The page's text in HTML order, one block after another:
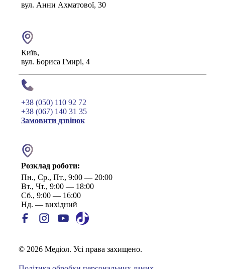
вул. Анни Ахматової, 30
Київ,
вул. Бориса Гмирі, 4
+38 (050) 110 92 72
+38 (067) 140 31 35
Замовити дзвінок
Розклад роботи:
Пн., Ср., Пт., 9:00 — 20:00
Вт., Чт., 9:00 — 18:00
Сб., 9:00 — 16:00
Нд. — вихідний
© 2026 Медіол. Усі права захищено.